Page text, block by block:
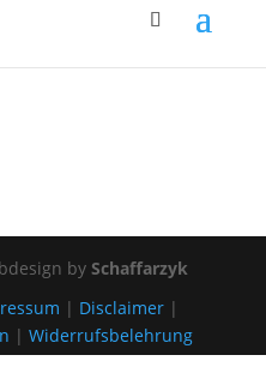
bySchaffarzyk
| Disclaimer|
| Widerrufsbelehrung